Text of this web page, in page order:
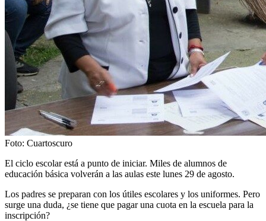
Foto: Cuartoscuro
El ciclo escolar está a punto de iniciar. Miles de alumnos de
educación básica volverán a las aulas este lunes 29 de agosto.
Los padres se preparan con los útiles escolares y los uniformes. Pero
surge una duda, ¿se tiene que pagar una cuota en la escuela para la
inscripción?